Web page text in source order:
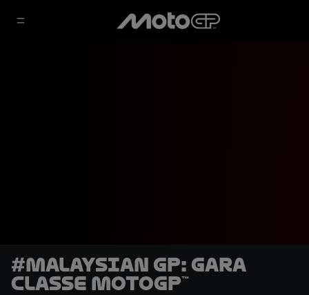
#Malaysian GP: Gara
classe MotoGP™